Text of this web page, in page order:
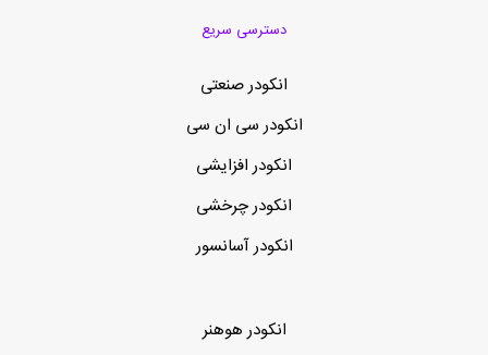
دسترسی سریع
انکودر صنعتی
انکودر سی ان سی
انکودر افزایشی
انکودر چرخشی
انکودر آسانسور
انکودر هوهنر